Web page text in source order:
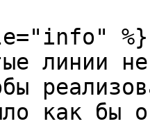
%}
линии
как бы